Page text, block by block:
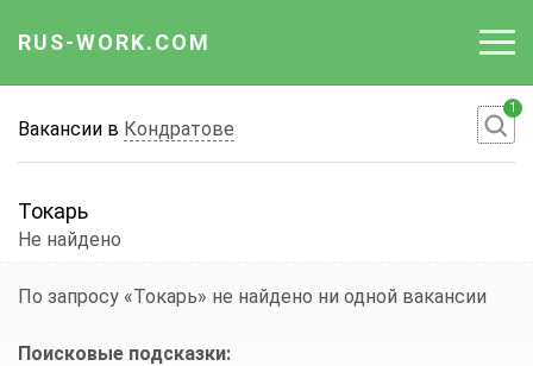
RUS-WORK.COM
Вакансии
Отрасли
Вакансии в Кондратове
1
Токарь
Не найдено
По запросу «Токарь» не найдено ни одной вакансии
Поисковые подсказки: